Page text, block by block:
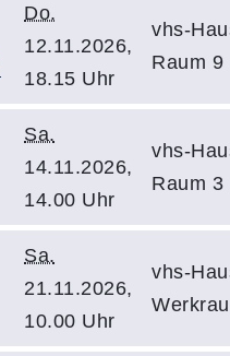
Do.
12.11.2026,
18.15 Uhr
vhs-
Raum 9
Sa.
14.11.2026,
14.00 Uhr
vhs-
Raum 3
Sa.
21.11.2026,
10.00 Uhr
vhs-